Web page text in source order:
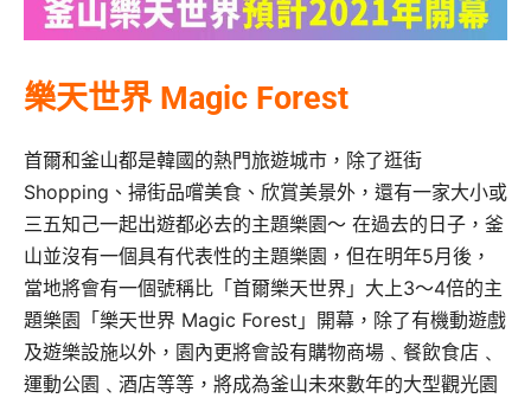
樂天世界 Magic Forest
首爾和釜山都是韓國的熱門旅遊城市，除了逛街
Shopping、掃街品嚐美食、欣賞美景外，還有一家大小或
三五知己一起出遊都必去的主題樂園～ 在過去的日子，釜
山並沒有一個具有代表性的主題樂園，但在明年5月後，
當地將會有一個號稱比「首爾樂天世界」大上3～4倍的主
題樂園「樂天世界 Magic Forest」開幕，除了有機動遊戲
及遊樂設施以外，園內更將會設有購物商場﹑餐飲食店﹑
運動公園﹑酒店等等，將成為釜山未來數年的大型觀光園